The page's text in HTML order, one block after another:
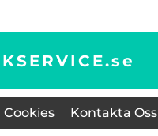
se
Cookies Kontakta Oss